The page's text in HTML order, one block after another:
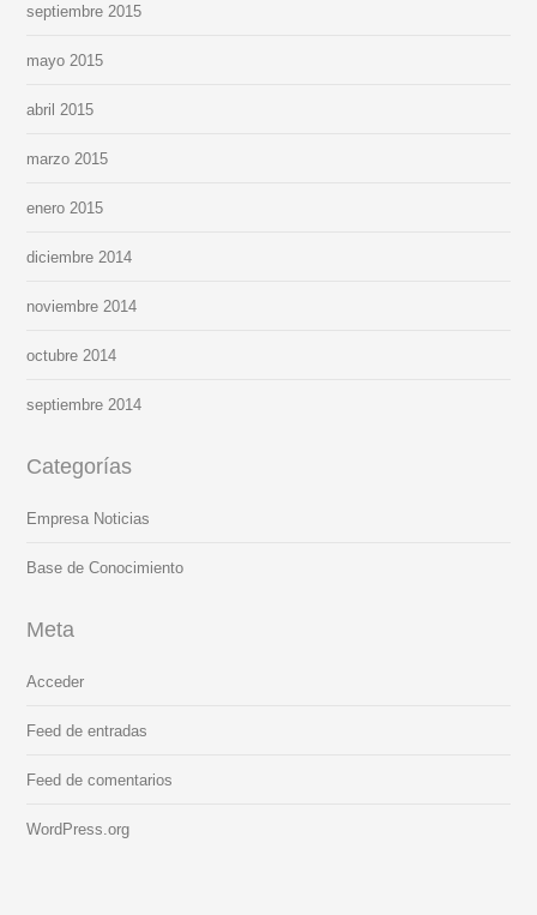
septiembre 2015
mayo 2015
abril 2015
marzo 2015
enero 2015
diciembre 2014
noviembre 2014
octubre 2014
septiembre 2014
Categorías
Empresa Noticias
Base de Conocimiento
Meta
Acceder
Feed de entradas
Feed de comentarios
WordPress.org